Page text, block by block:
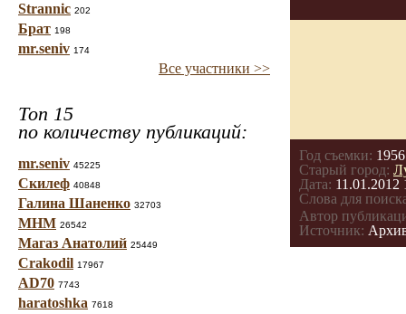
Strannic 202
Брат 198
mr.seniv 174
Все участники >>
Топ 15
по количеству публикаций:
mr.seniv 45225
Скилеф 40848
Галина Шаненко 32703
МНМ 26542
Магаз Анатолий 25449
Crakodil 17967
AD70 7743
haratoshka 7618
Год съемки: 1956
Старый город:
Дата: 11.01.2012
Слова для
Автор
Источник: